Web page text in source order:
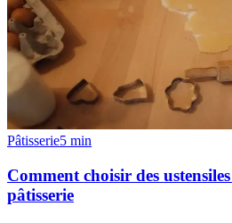
Pâtisserie5 min
Comment choisir des
pâtisserie